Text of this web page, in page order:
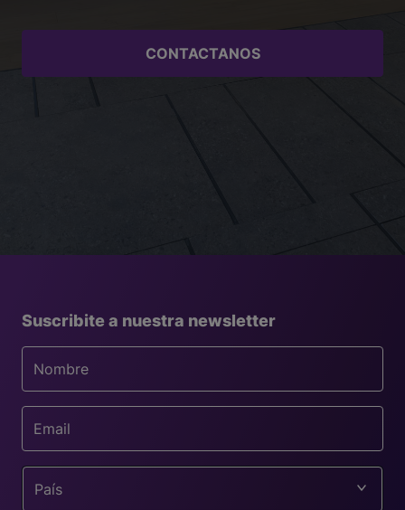
Beneficios que optimizan la instalación
Sin clavos ni tornillos: reduce la intervención sobre
la pared y mejora la estética final.
CONTACTANOS
Suscribite a nuestra newsletter
País